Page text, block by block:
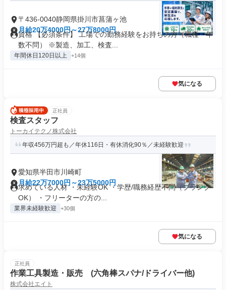
〒436-0040静岡県掛川市菖蒲ヶ池
月給20万4000円～27万8000円
資格 【必須条件】 工場での勤務経験をお持ちの方（職種・年
数不問） ※製造、加工、検査...
年間休日120日以上 +14個
気になる
正社員
検査スタッフ
トーカイテクノ株式会社
年収456万円超も／年休116日・有休消化90％／未経験歓迎
愛知県半田市川崎町
月給22万7000円～23万5000円
求めている人材 ・未経験OK ・学歴/職務経歴不問（ブランク
OK） ・フリーターの方の...
業界未経験歓迎 +30個
気になる
正社員
作業工具製造・販売 (六角棒スパナ/ドライバー他)
株式会社エイト